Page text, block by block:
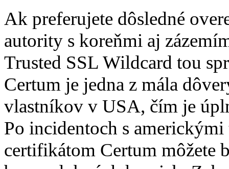
Ak preferujete dôsledné
autority s koreňmi aj
Trusted SSL Wildcard tou
Certum je jedna z mála
vlastníkov v USA, čím je
Po incidentoch s
certifikátom Certum môžete